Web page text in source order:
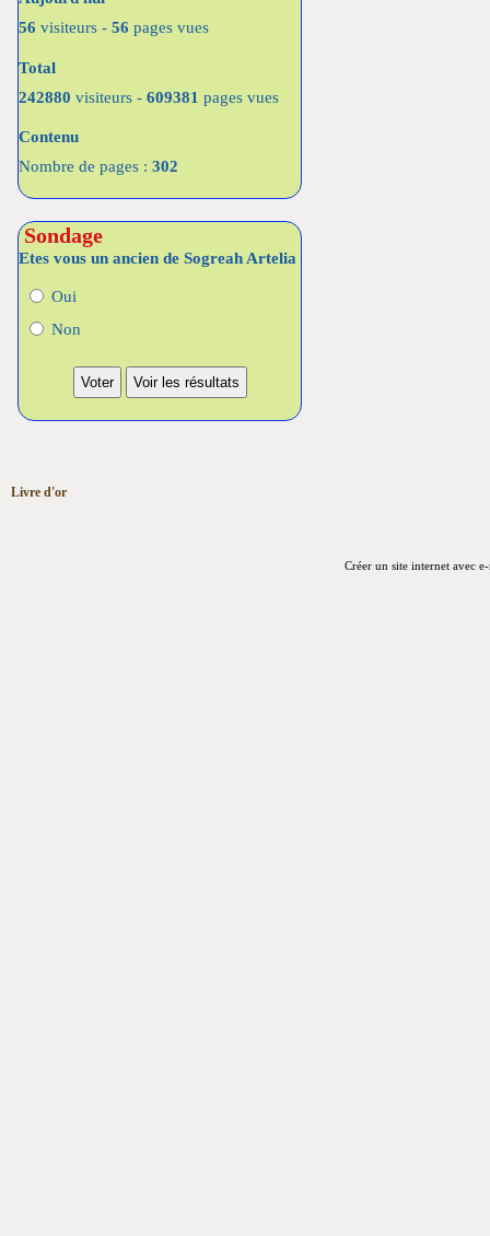
56 visiteurs - 56 pages vues
Total
242880 visiteurs - 609381 pages vues
Contenu
Nombre de pages : 302
Sondage
Etes vous un ancien de Sogreah Artelia
Oui
Non
Livre d'or
Créer un site internet avec